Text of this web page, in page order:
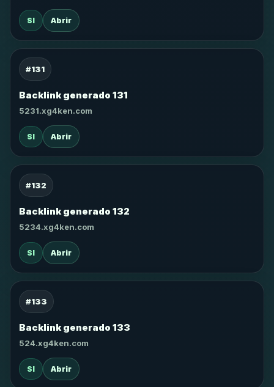
SI Abrir
#131
Backlink generado 131
5231.xg4ken.com
SI Abrir
#132
Backlink generado 132
5234.xg4ken.com
SI Abrir
#133
Backlink generado 133
524.xg4ken.com
SI Abrir